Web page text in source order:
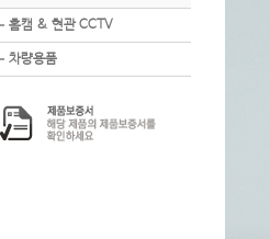
홈캠 & 현관 CCTV
차량용품